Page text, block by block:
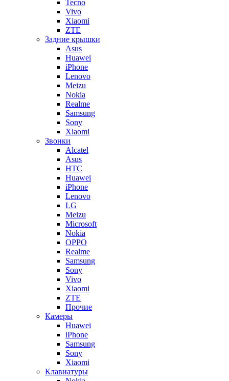
Tecno
Vivo
Xiaomi
ZTE
Задние крышки
Asus
Huawei
iPhone
Lenovo
Meizu
Nokia
Realme
Samsung
Sony
Xiaomi
Звонки
Alcatel
Asus
HTC
Huawei
iPhone
Lenovo
LG
Meizu
Microsoft
Nokia
OPPO
Realme
Samsung
Sony
Vivo
Xiaomi
ZTE
Прочие
Камеры
Huawei
iPhone
Samsung
Sony
Xiaomi
Клавиатуры